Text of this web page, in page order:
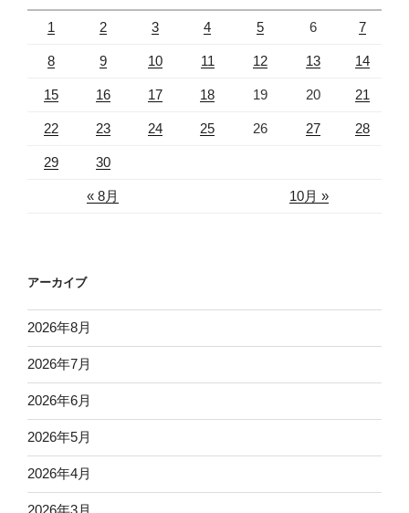
« 8月 10月 »
1 2 3 4 5 6 7
8 9 10 11 12 13 14
15 16 17 18 19 20 21
22 23 24 25 26 27 28
29 30
アーカイブ
2026年8月
2026年7月
2026年6月
2026年5月
2026年4月